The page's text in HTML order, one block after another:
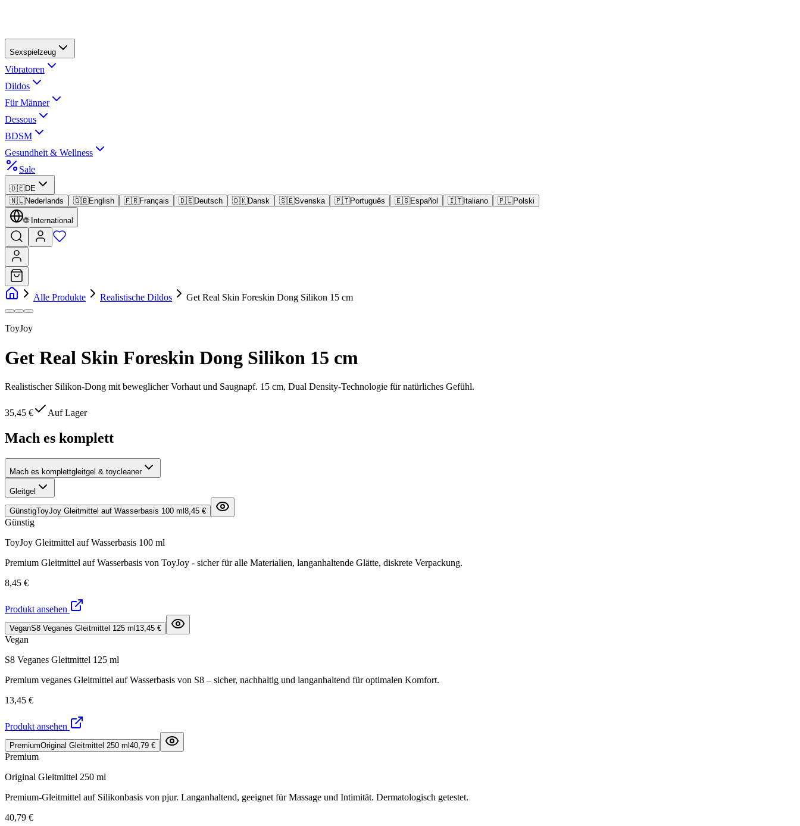
Sexspielzeug
Vibratoren
Dildos
Für Männer
Dessous
BDSM
Gesundheit & Wellness
Sale
🇩🇪DE
🇳🇱Nederlands 🇬🇧English 🇫🇷Français 🇩🇪Deutsch 🇩🇰Dansk 🇸🇪Svenska 🇵🇹Português 🇪🇸Español 🇮🇹Italiano 🇵🇱Polski
🌐 International
Alle Produkte Realistische Dildos Get Real Skin Foreskin Dong Silikon 15 cm
ToyJoy
Get Real Skin Foreskin Dong Silikon 15 cm
Realistischer Silikon-Dong mit beweglicher Vorhaut und Saugnapf. 15 cm, Dual Density-Technologie für natürliches Gefühl.
35,45 € Auf Lager
Mach es komplett
Mach es komplettgleitgel & toycleaner
Gleitgel
GünstigToyJoy Gleitmittel auf Wasserbasis 100 ml 8,45 €
Günstig
ToyJoy Gleitmittel auf Wasserbasis 100 ml
Premium Gleitmittel auf Wasserbasis von ToyJoy - sicher für alle Materialien, langanhaltende Glätte, diskrete Verpackung.
8,45 €
Produkt ansehen
VeganS8 Veganes Gleitmittel 125 ml 13,45 €
Vegan
S8 Veganes Gleitmittel 125 ml
Premium veganes Gleitmittel auf Wasserbasis von S8 – sicher, nachhaltig und langanhaltend für optimalen Komfort.
13,45 €
Produkt ansehen
PremiumOriginal Gleitmittel 250 ml 40,79 €
Premium
Original Gleitmittel 250 ml
Premium-Gleitmittel auf Silikonbasis von pjur. Langanhaltend, geeignet für Massage und Intimität. Dermatologisch getestet.
40,79 €